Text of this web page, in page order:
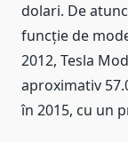
dolari. De
funcție de
2012, Tesla
aproximativ
în 2015, cu un